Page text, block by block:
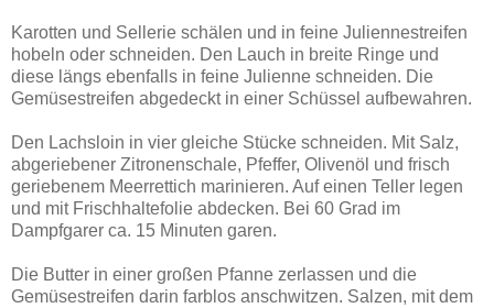
Karotten und Sellerie schälen und in feine Juliennestreifen
hobeln oder schneiden. Den Lauch in breite Ringe und
diese längs ebenfalls in feine Julienne schneiden. Die
Gemüsestreifen abgedeckt in einer Schüssel aufbewahren.
Den Lachsloin in vier gleiche Stücke schneiden. Mit Salz,
abgeriebener Zitronenschale, Pfeffer, Olivenöl und frisch
geriebenem Meerrettich marinieren. Auf einen Teller legen
und mit Frischhaltefolie abdecken. Bei 60 Grad im
Dampfgarer ca. 15 Minuten garen.
Die Butter in einer großen Pfanne zerlassen und die
Gemüsestreifen darin farblos anschwitzen. Salzen, mit dem